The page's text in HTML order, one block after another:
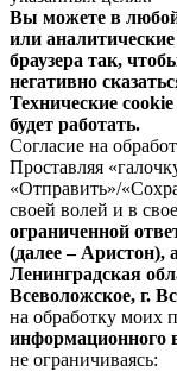
Вы можете в
или
браузера так,
негативно
Технические
будет работать.
Согласие на
Проставляя
«Отправить»/
своей волей и в
ограниченной
(далее – Аристон),
Ленинградская
Всеволожское, г.
на обработку моих
информационного
не ограничиваясь: